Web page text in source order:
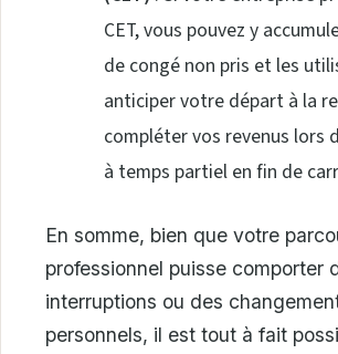
CET, vous pouvez y
de congé non pris et les
anticiper votre départ à la
compléter vos revenus lors
à temps partiel en fin de
En somme, bien que votre
professionnel puisse comporter
interruptions ou des
personnels, il est tout à fait